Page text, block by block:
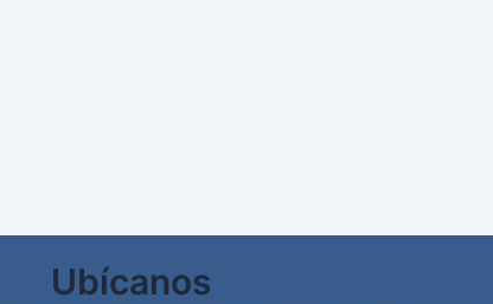
Ubícanos